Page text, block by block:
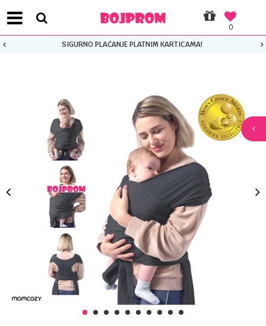
0
PLAĆANJE PLATNIM KARTICAMA!
1 2 3 4 5 6 7 8 9 10